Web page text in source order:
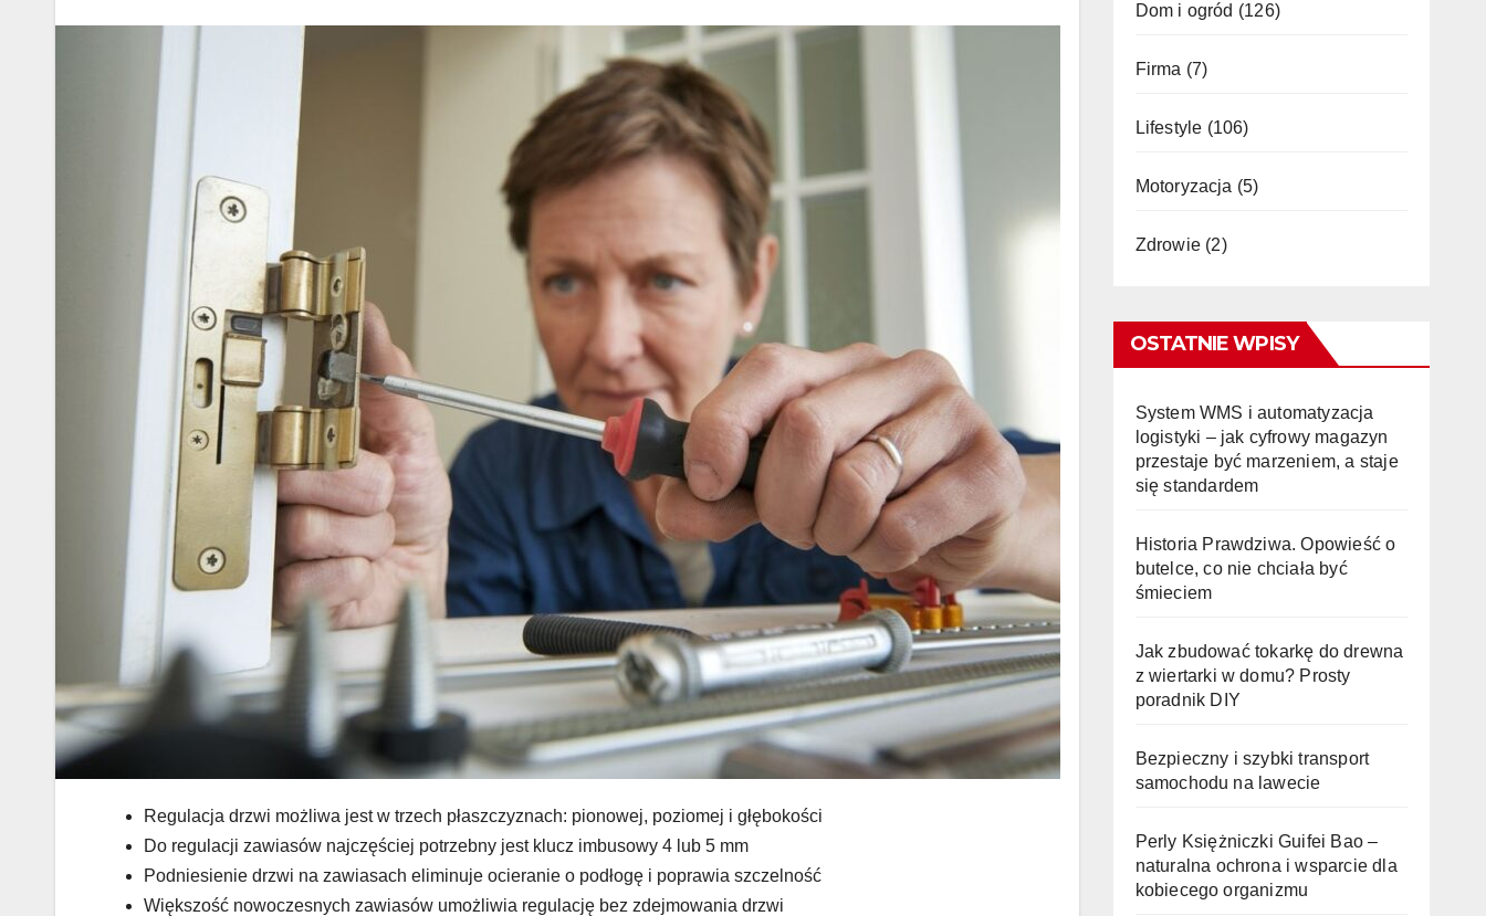
Regulacja drzwi możliwa jest w trzech płaszczyznach: pionowej, poziomej i głębokości
Do regulacji zawiasów najczęściej potrzebny jest klucz imbusowy 4 lub 5 mm
Podniesienie drzwi na zawiasach eliminuje ocieranie o podłogę i poprawia szczelność
Większość nowoczesnych zawiasów umożliwia regulację bez zdejmowania drzwi
Dom i ogród (126)
Firma (7)
Lifestyle (106)
Motoryzacja (5)
Zdrowie(2)
OSTATNIE WPISY
System WMS i automatyzacja
logistyki – jak cyfrowy magazyn
przestaje być marzeniem, a staje
się standardem
Historia Prawdziwa. Opowieść o
butelce, co nie chciała być
śmieciem
Jak zbudować tokarkę do drewna
z wiertarki w domu? Prosty
poradnik DIY
Bezpieczny i szybki transport
samochodu na lawecie
Perly Księżniczki Guifei Bao –
naturalna ochrona i wsparcie dla
kobiecego organizmu